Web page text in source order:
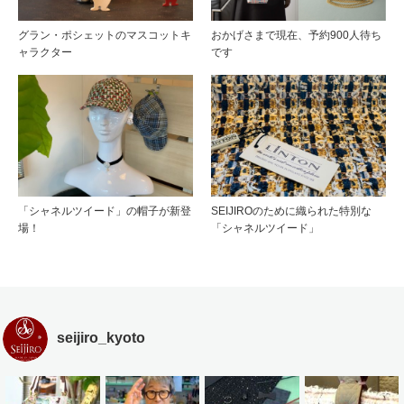
グラン・ポシェットのマスコットキ
ャラクター
おかげさまで現在、予約900人待ち
です
「シャネルツイード」の帽子が新登
場！
SEIJIROのために織られた特別な
「シャネルツイード」
seijiro_kyoto